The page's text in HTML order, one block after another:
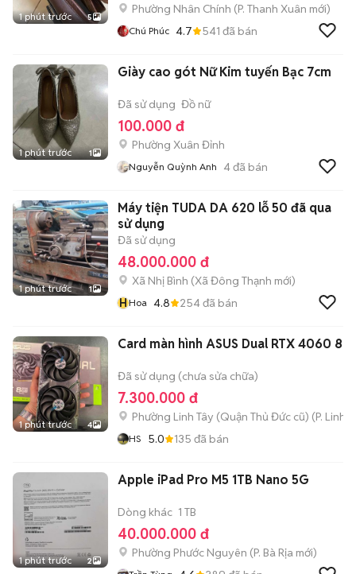
1 phút trước 5
Phường Nhân Chính (P. Thanh Xuân mới)
Chú Phúc 4.7 541 đã bán
1 phút trước 1
Giày cao gót Nữ Kim tuyến Bạc 7cm
Đã sử dụng Đồ nữ
100.000 đ
Phường Xuân Đỉnh
Nguyễn Quỳnh Anh 4đã bán
1 phút trước 1
Máy tiện TUDA DA 620 lỗ 50 đã qua
sử dụng
Đã sử dụng
48.000.000 đ
Xã Nhị Bình (Xã Đông Thạnh mới)
HHoa 4.8 254đã bán
1 phút trước 4
Card màn hình ASUS Dual RTX 4060
Đã sử dụng (chưa sửa chữa)
7.300.000 đ
Phường Linh Tây (Quận Thủ Đức cũ) (P. Linh
HS 5.0 135 đã bán
1 phút trước 2
Apple iPad Pro M5 1TB Nano 5G
Dòng khác 1 TB
40.000.000 đ
Phường Phước Nguyên (P. Bà Rịa mới)